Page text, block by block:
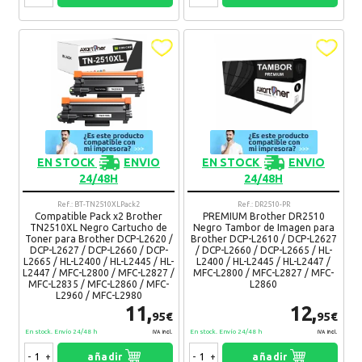
Fernando 30. 03. 2026
Todo muy rapido
Ventajas:La rapidez
Desventajas:El tope de los gastos de envio
Recomendaría su compra:
13. 02. 2026
Todo perfecto
Ventajas:Rapidez
Desventajas:Ninguna
Recomendaría su compra:Si
13. 11. 2025
Ventajas:Buena calidad y durabilidad
Desventajas:
Manchan un poco al final de su vida útil
EN STOCK
ENVIO
24/48H
Ref.: BT-TN2510XLPack2
Compatible Pack x2 Brother
TN2510XL Negro Cartucho de
Toner para Brother DCP-L2620 /
DCP-L2627 / DCP-L2660 / DCP-
L2665 / HL-L2400 / HL-L2445 / HL-
L2447 / MFC-L2800 / MFC-L2827 /
MFC-L2835 / MFC-L2860 / MFC-
L2960 / MFC-L2980
11,95€
IVA Incl.
En stock. Envío 24/48 h
- + añadir
EN STOCK
ENVIO
24/48H
Ref.: DR2510-PR
PREMIUM Brother DR2510
Negro Tambor de Imagen para
Brother DCP-L2610 / DCP-L2627
/ DCP-L2660 / DCP-L2665 / HL-
L2400 / HL-L2445 / HL-L2447 /
MFC-L2800 / MFC-L2827 / MFC-
L2860
12,95€
IVA Incl.
En stock. Envío 24/48 h
- + añadir